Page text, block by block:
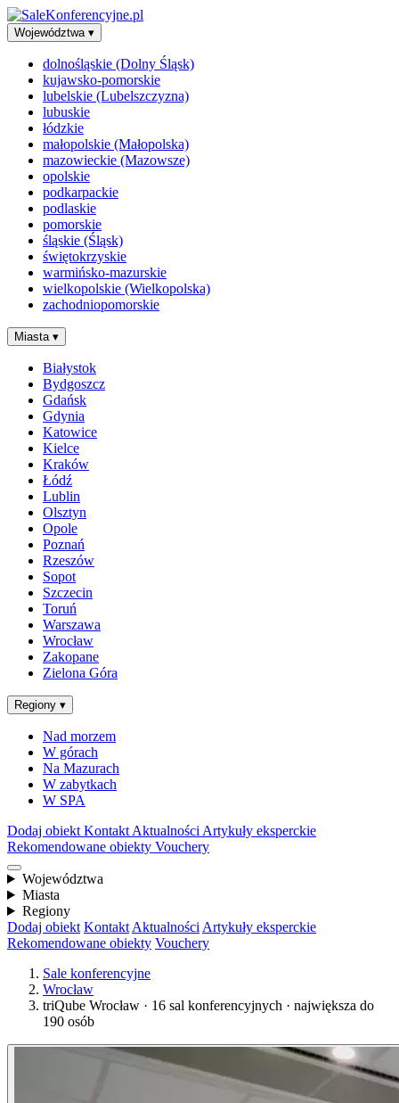
Województwa ▾
dolnośląskie (Dolny Śląsk)
kujawsko-pomorskie
lubelskie (Lubelszczyzna)
lubuskie
łódzkie
małopolskie (Małopolska)
mazowieckie (Mazowsze)
opolskie
podkarpackie
podlaskie
pomorskie
śląskie (Śląsk)
świętokrzyskie
warmińsko-mazurskie
wielkopolskie (Wielkopolska)
zachodniopomorskie
Miasta ▾
Białystok
Bydgoszcz
Gdańsk
Gdynia
Katowice
Kielce
Kraków
Łódź
Lublin
Olsztyn
Opole
Poznań
Rzeszów
Sopot
Szczecin
Toruń
Warszawa
Wrocław
Zakopane
Zielona Góra
Regiony ▾
Nad morzem
W górach
Na Mazurach
W zabytkach
W SPA
Dodaj obiekt Kontakt Aktualności Artykuły eksperckie
Rekomendowane obiekty Vouchery
Województwa
Miasta
Regiony
Dodaj obiekt Kontakt Aktualności Artykuły eksperckie
Rekomendowane obiekty Vouchery
Sale konferencyjne
Wrocław
triQube Wrocław · 16 sal konferencyjnych · największa do
190 osób